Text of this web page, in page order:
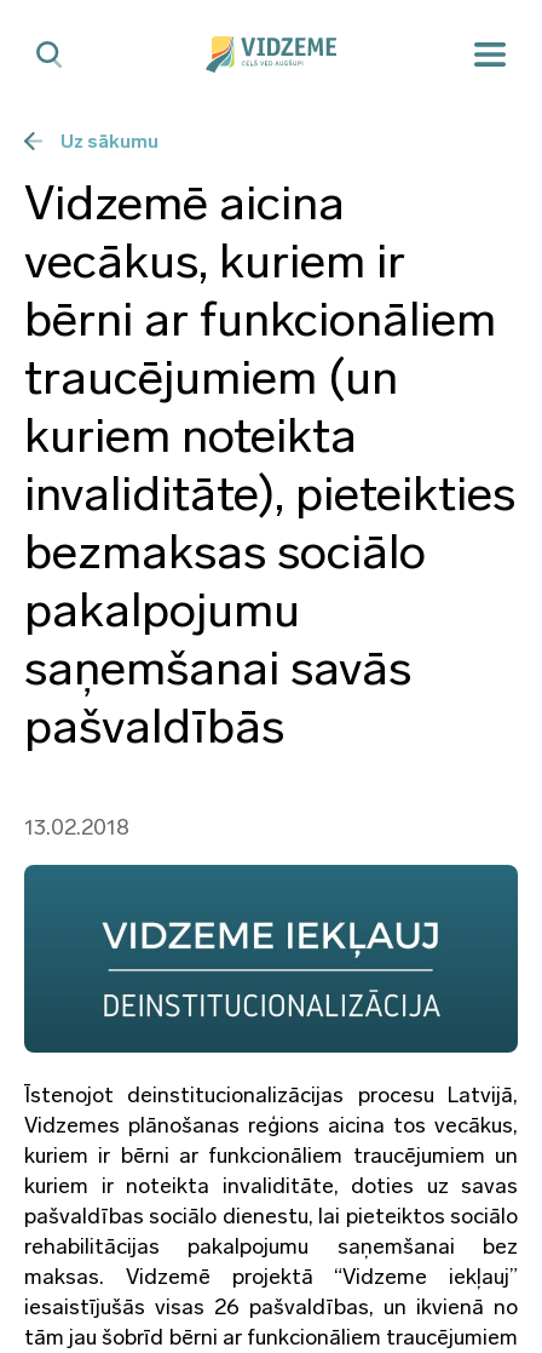
Uz sākumu
Vidzemē aicina
vecākus, kuriem ir
bērni ar funkcionāliem
traucējumiem (un
kuriem noteikta
invaliditāte), pieteikties
bezmaksas sociālo
pakalpojumu
saņemšanai savās
pašvaldībās
13.02.2018
Īstenojot deinstitucionalizācijas procesu Latvijā,
Vidzemes plānošanas reģions aicina tos vecākus,
kuriem ir bērni ar funkcionāliem traucējumiem un
kuriem ir noteikta invaliditāte, doties uz savas
pašvaldības sociālo dienestu, lai pieteiktos sociālo
rehabilitācijas pakalpojumu saņemšanai bez
maksas. Vidzemē projektā “Vidzeme iekļauj”
iesaistījušās visas 26 pašvaldības, un ikvienā no
tām jau šobrīd bērni ar funkcionāliem traucējumiem